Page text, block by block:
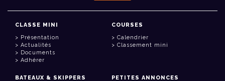
CLASSE MINI
Présentation
Actualités
Documents
Adhérer
COURSES
Calendrier
Classement mini
BATEAUX & SKIPPERS PETITES ANNONCES